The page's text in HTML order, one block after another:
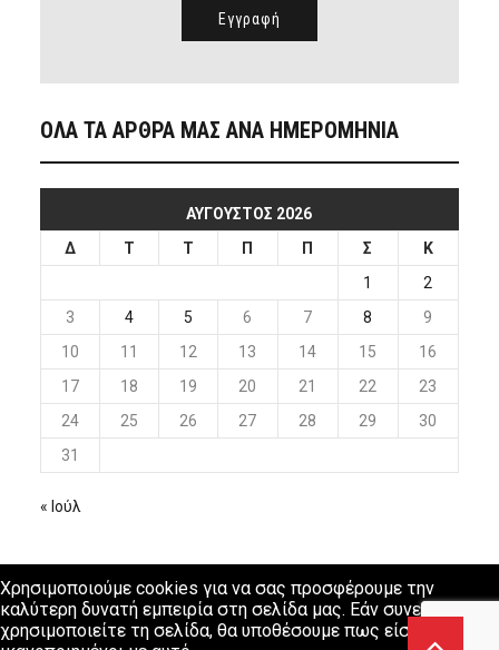
ΟΛΑ ΤΑ ΑΡΘΡΑ ΜΑΣ ΑΝΑ ΗΜΕΡΟΜΗΝΙΑ
ΑΎΓΟΥΣΤΟΣ 2026
Δ
Τ Τ Π Π Σ
Κ
1
2
3
4 5 6 7 8
9
10
11 12 13 14 15
16
17
18 19 20 21 22
23
24
25 26 27 28 29
30
31
« Ιούλ
Χρησιμοποιούμε cookies για να σας προσφέρουμε την
καλύτερη δυνατή εμπειρία στη σελίδα μας. Εάν συνεχίσετε να
χρησιμοποιείτε τη σελίδα, θα υποθέσουμε πως είστε